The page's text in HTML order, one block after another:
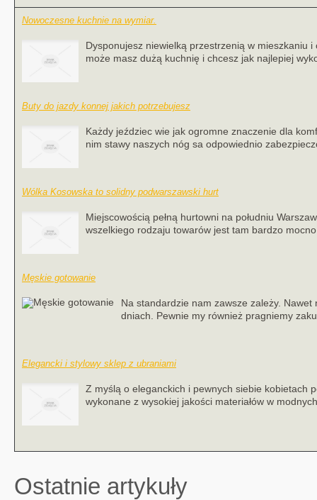
Nowoczesne kuchnie na wymiar.
Dysponujesz niewielką przestrzenią w mieszkaniu
może masz dużą kuchnię i chcesz jak najlepiej
Buty do jazdy konnej jakich potrzebujesz
Każdy jeździec wie jak ogromne znaczenie dla
nim stawy naszych nóg sa odpowiednio
Wólka Kosowska to solidny podwarszawski hurt
Miejscowością pełną hurtowni na południu
wszelkiego rodzaju towarów jest tam bardzo
Męskie gotowanie
Na standardzie nam zawsze zależy.
dniach. Pewnie my również pragniemy
Elegancki i stylowy sklep z ubraniami
Z myślą o eleganckich i pewnych siebie kobietach
wykonane z wysokiej jakości materiałów w
Ostatnie artykuły